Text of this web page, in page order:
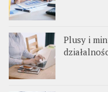
Plusy i